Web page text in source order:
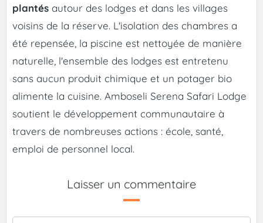
plantés autour des lodges et dans les villages
voisins de la réserve. L'isolation des chambres a
été repensée, la piscine est nettoyée de manière
naturelle, l'ensemble des lodges est entretenu
sans aucun produit chimique et un potager bio
alimente la cuisine. Amboseli Serena Safari Lodge
soutient le développement communautaire à
travers de nombreuses actions : école, santé,
emploi de personnel local.
Laisser un commentaire